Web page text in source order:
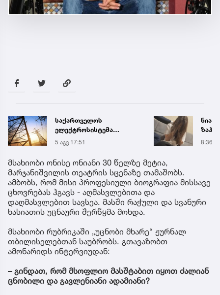
საქართველოს
ელექტროსისტემა
სპეციალურ განცხადებას
ავრცელებს
5 აგვ 17:51
ნია
8:36
მსახიობი ონისე ონიანი 30 წელზე მეტია,
მარჯანიშვილის თეატრის სცენაზე თამაშობს.
ამბობს, რომ მისი პროფესიული ბიოგრაფია მისსავე
ცხოვრებას ჰგავს - აღმასვლებითა და
დაღმასვლებით სავსეა. მასში რაჭული და სვანური
ხასიათის უცნაური შერწყმა მოხდა.
მსახიობი რუბრიკაში „უცნობი მხარე“ ჟურნალ
თბილისელებთან საუბრობს. გთავაზობთ
ამონარიდს ინტერვიუდან:
– გინდათ, რომ მსოფლიო მასშტაბით იყოთ ძალიან
ცნობილი და გავლენიანი ადამიანი?